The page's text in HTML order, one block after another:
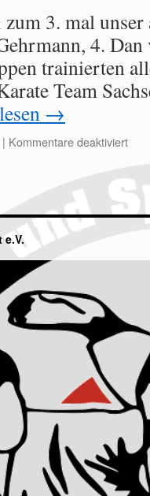
zum 3. mal
4. Dan
trainierten
Team
→
| Kommentare deaktiviert
e.V.